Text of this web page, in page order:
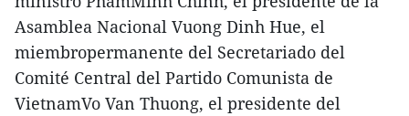
Asamblea Nacional Vuong Dinh Hue, el
miembropermanente del Secretariado del
Comité Central del Partido Comunista de
VietnamVo Van Thuong, el presidente del